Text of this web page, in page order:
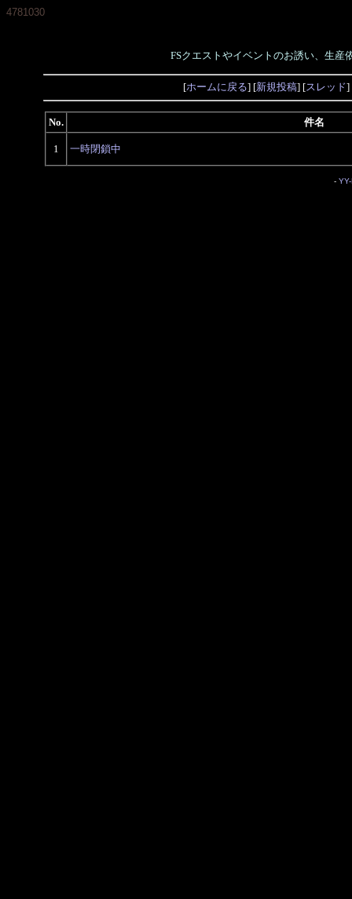
4781030
FSクエストやイベントのお誘い、生産
[ホームに戻る] [新規投稿] [スレッド]
No. 件名
1 一時閉鎖中
-